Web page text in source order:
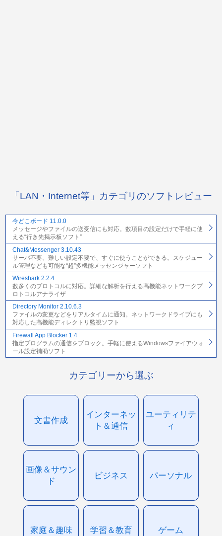
「LAN・Internet等」カテゴリのソフトレビュー
今どこボード 11.0.0
メッセージやファイルの送受信にも対応。数項目の設定だけで手軽に使
える“行き先掲示板ソフト”
Chat&Messenger 3.10.43
サーバ不要、難しい設定不要で、すぐに使うことができる。スケジュー
ル管理なども可能な“超”多機能メッセンジャーソフト
Wireshark 2.2.4
数多くのプロトコルに対応。詳細な解析を行える高機能ネットワークプ
ロトコルアナライザ
Directory Monitor 2.10.6.3
ファイルの変更などをリアルタイムに通知。ネットワークドライブにも
対応した高機能ディレクトリ監視ソフト
Firewall App Blocker 1.4
指定プログラムの通信をブロック。手軽に使えるWindowsファイアウォ
ール設定補助ソフト
カテゴリーから選ぶ
文書作成
インターネッ
ト＆通信
ユーティリテ
ィ
画像＆サウン
ド
ビジネス パーソナル
家庭＆趣味 学習＆教育 ゲーム